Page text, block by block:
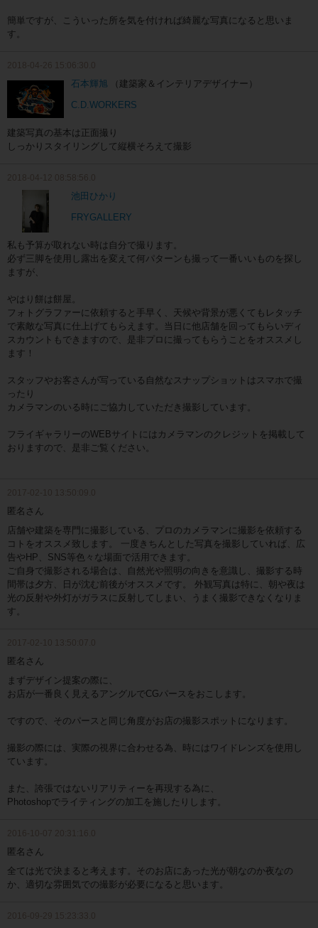
簡単ですが、こういった所を気を付ければ綺麗な写真になると思いま
す。
2018-04-26 15:06:30.0
石本輝旭
（建築家＆インテリアデザイナー）
C.D.WORKERS
建築写真の基本は正面撮り
しっかりスタイリングして縦横そろえて撮影
2018-04-12 08:58:56.0
池田ひかり
FRYGALLERY
私も予算が取れない時は自分で撮ります。
必ず三脚を使用し露出を変えて何パターンも撮って一番いいものを探し
ますが、
やはり餅は餅屋。
フォトグラファーに依頼すると手早く、天候や背景が悪くてもレタッチ
で素敵な写真に仕上げてもらえます。当日に他店舗を回ってもらいディ
スカウントもできますので、是非プロに撮ってもらうことをオススメし
ます！
スタッフやお客さんが写っている自然なスナップショットはスマホで撮
ったり
カメラマンのいる時にご協力していただき撮影しています。
フライギャラリーのWEBサイトにはカメラマンのクレジットを掲載して
おりますので、是非ご覧ください。
2017-02-10 13:50:09.0
匿名さん
店舗や建築を専門に撮影している、プロのカメラマンに撮影を依頼する
コトをオススメ致します。 一度きちんとした写真を撮影していれば、広
告やHP、SNS等色々な場面で活用できます。
ご自身で撮影される場合は、自然光や照明の向きを意識し、撮影する時
間帯は⼣方、⽇が沈む前後がオススメです。 外観写真は特に、朝や夜は
光の反射や外灯がガラスに反射してしまい、うまく撮影できなくなりま
す。
2017-02-10 13:50:07.0
匿名さん
まずデザイン提案の際に、
お店が一番良く見えるアングルでCGパースをおこします。
ですので、そのパースと同じ角度がお店の撮影スポットになります。
撮影の際には、実際の視界に合わせる為、時にはワイドレンズを使用し
ています。
また、誇張ではないリアリティーを再現する為に、
Photoshopでライティングの加工を施したりします。
2016-10-07 20:31:16.0
匿名さん
全ては光で決まると考えます。そのお店にあった光が朝なのか夜なの
か、適切な雰囲気での撮影が必要になると思います。
2016-09-29 15:23:33.0